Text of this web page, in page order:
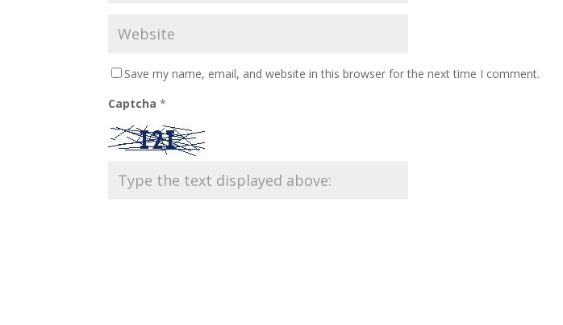
Save my name, email, and website in this browser for the next time I comment.
Captcha*